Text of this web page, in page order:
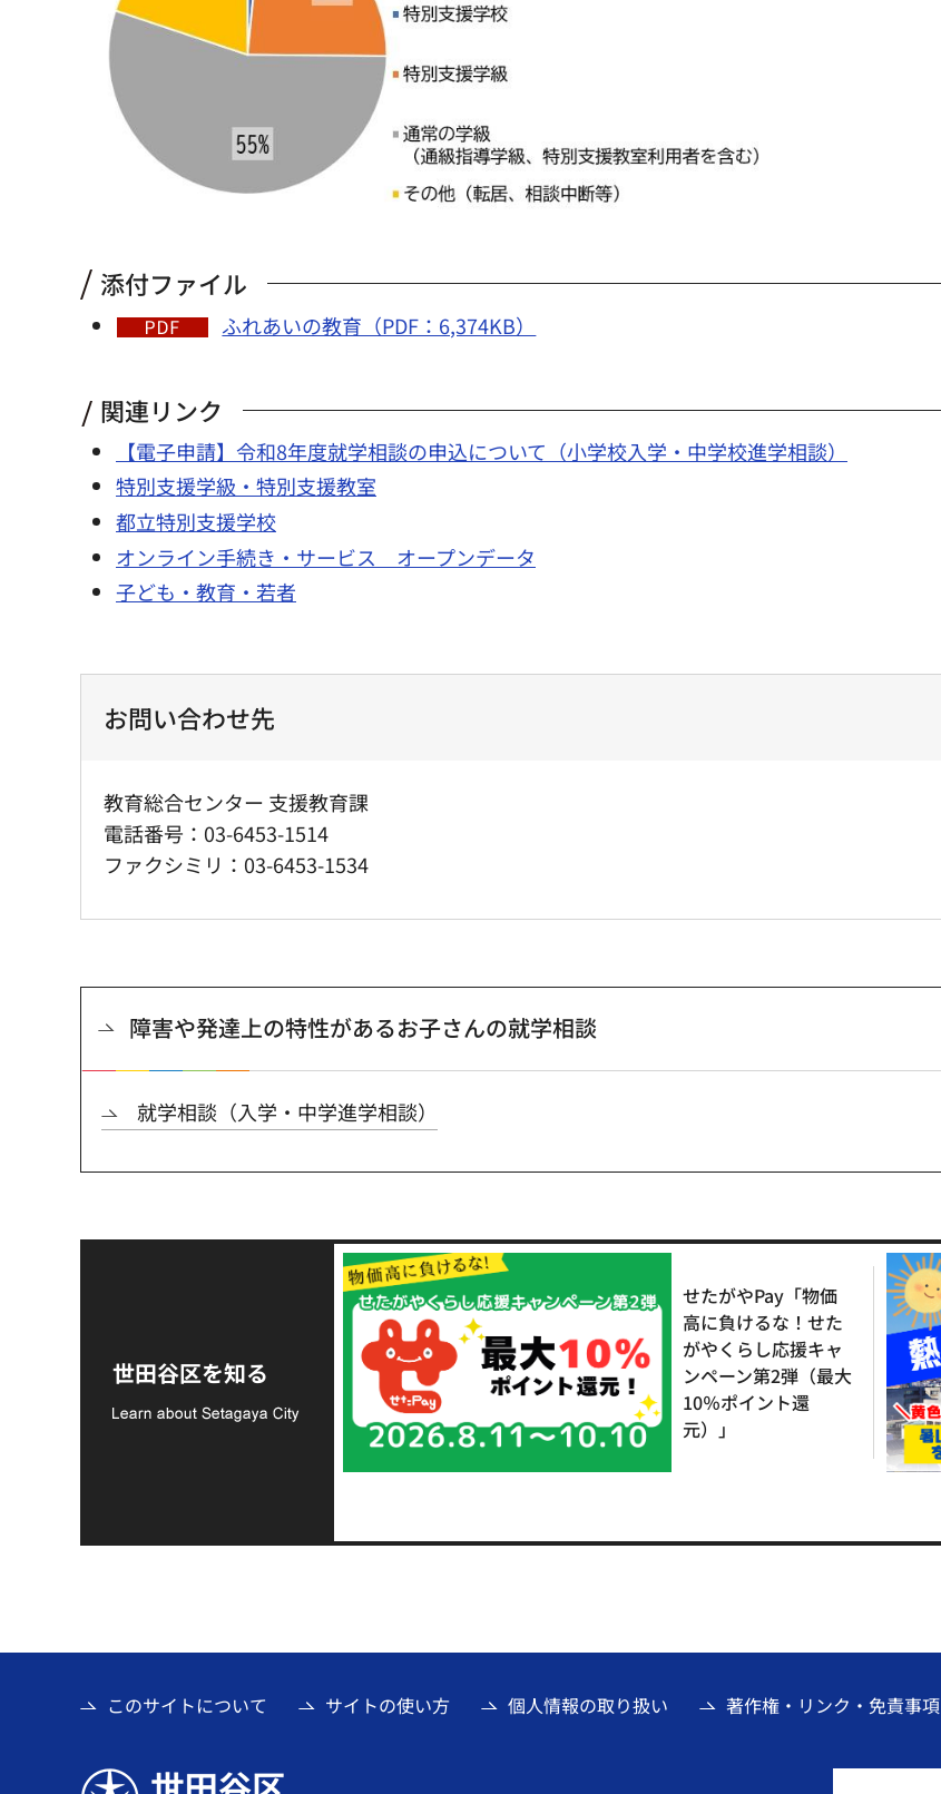
添付ファイル
ふれあいの教育（PDF：6,374KB）
関連リンク
【電子申請】令和8年度就学相談の申込について（小学校入学・中学校進学相談）
特別支援学級・特別支援教室
都立特別支援学校
オンライン手続き・サービス オープンデータ
子ども・教育・若者
お問い合わせ先
教育総合センター 支援教育課
電話番号：03-6453-1514
ファクシミリ：03-6453-1534
障害や発達上の特性があるお子さんの就学相談
就学相談（入学・中学進学相談）
世田谷区を知る
支援金の募集につい
て
せたがやPay「物価
高に負けるな！せた
がやくらし応援キャ
ンペーン第2弾（最大
10％ポイント還
元）」
このサイトについて サイトの使い方 個人情報の取り扱い 著作権・リンク・免責事項
世田谷区